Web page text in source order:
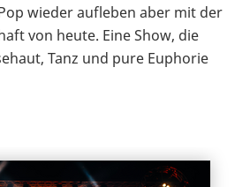
wieder aufleben aber mit der
von heute. Eine Show, die
Tanz und pure Euphorie